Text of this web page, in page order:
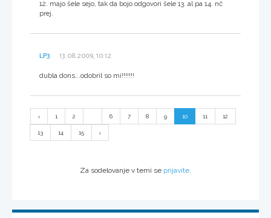
12. majo šele sejo, tak da bojo odgovori šele 13. al pa 14. nč
prej.
LP3 13.08.2009, 10:12
dubla dons...odobril so mi!!!!!!!
1 2 6 7 8 9 10 11 12
13 14 15
Za sodelovanje v temi se prijavite